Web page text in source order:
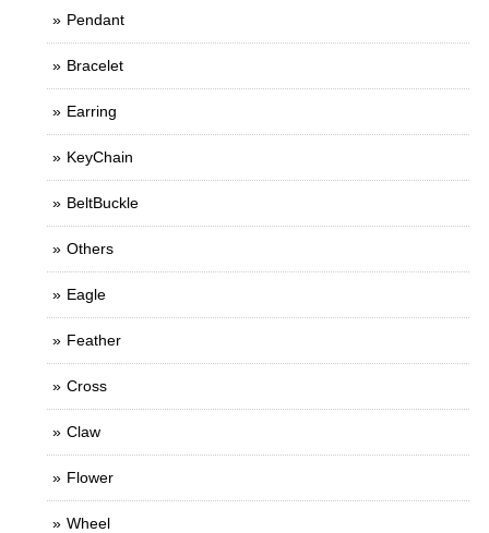
Pendant
Bracelet
Earring
KeyChain
BeltBuckle
Others
Eagle
Feather
Cross
Claw
Flower
Wheel